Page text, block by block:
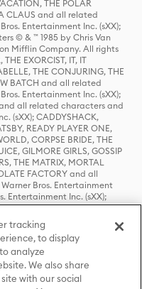
THE POLAR
CLAUS and all related
Entertainment Inc. (sXX);
© & ™ 1985 by Chris Van
Mifflin Company. All rights
EXORCIST, IT, IT
THE CONJURING, THE
BATCH and all related
Entertainment Inc. (sXX);
and all related characters and
(sXX); CADDYSHACK,
READY PLAYER ONE,
CORPSE BRIDE, THE
GILMORE GIRLS, GOSSIP
THE MATRIX, MORTAL
FACTORY and all
Bros. Entertainment
Entertainment Inc. (sXX);
and all related
Office, Inc. (sXX); CHILLING
© & ™ Warner Bros.
related characters and
Inc. Used with permission.
and elements © & ™ Castle
& ™ Warner Bros.
tracking
to display
analyze
We also share
with our social